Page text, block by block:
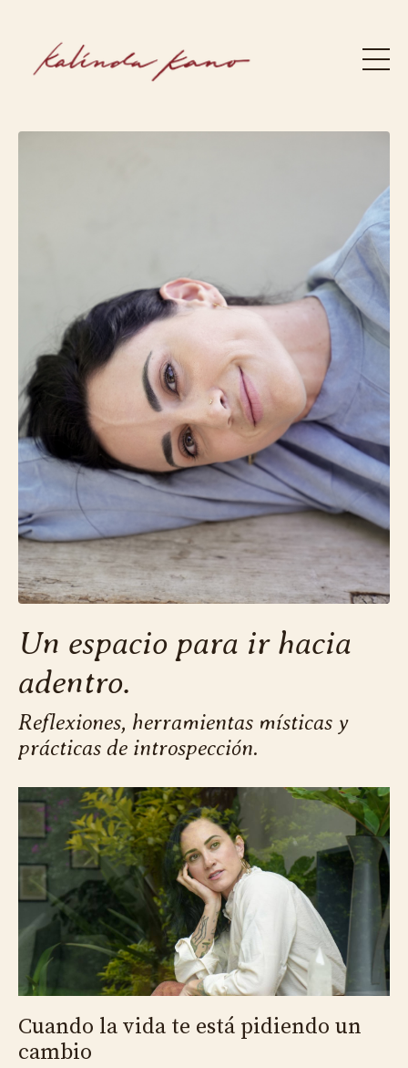
Un espacio para ir hacia
adentro.
Reflexiones, herramientas místicas y
prácticas de introspección.
Cuando la vida te está pidiendo un
cambio